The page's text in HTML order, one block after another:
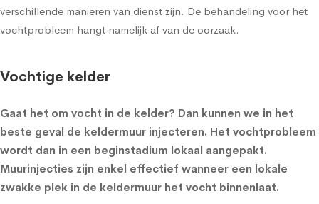
verschillende manieren van dienst zijn. De behandeling voor het
vochtprobleem hangt namelijk af van de oorzaak.
Vochtige kelder
Gaat het om vocht in de kelder? Dan kunnen we in het
beste geval de keldermuur injecteren. Het vochtprobleem
wordt dan in een beginstadium lokaal aangepakt.
Muurinjecties zijn enkel effectief wanneer een lokale
zwakke plek in de keldermuur het vocht binnenlaat.